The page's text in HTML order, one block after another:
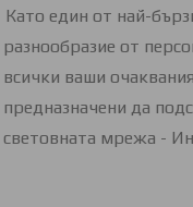
Като един от най-
разнообразие от
всички ваши
предназначени да
световната мрежа -